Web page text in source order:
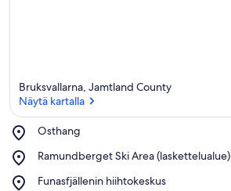
Bruksvallarna, Jamtland County
Näytä kartalla
Osthang
Place,
Ramundberget Ski Area (laskettelualue)
Place,
Ski
Funasfjällenin hiihtokeskus
Place,